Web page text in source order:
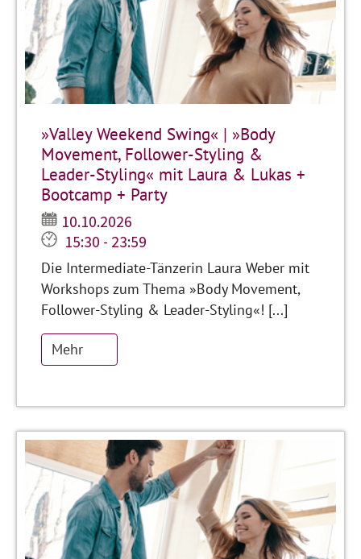
»Valley Weekend Swing« | »Body
Movement, Follower-Styling &
Leader-Styling« mit Laura & Lukas +
Bootcamp + Party
10.10.2026
15:30 - 23:59
Die Intermediate-Tänzerin Laura Weber mit
Workshops zum Thema »Body Movement,
Follower-Styling & Leader-Styling«! [...]
Mehr